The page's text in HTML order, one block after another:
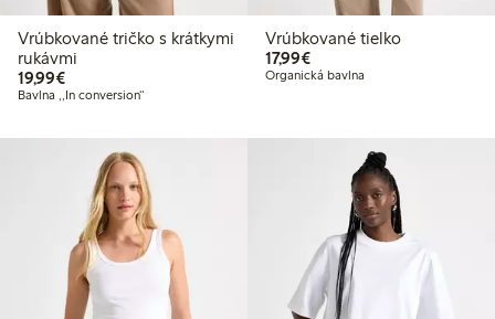
Vrúbkované tričko s krátkymi
rukávmi
19,99€19,99 €
Bavlna ,,In conversion“
Vrúbkované tielko
17,99€17,99 €
Organická bavlna